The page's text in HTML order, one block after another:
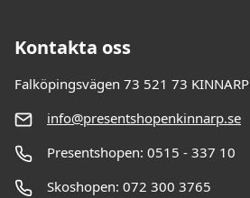
Kontakta oss
Falköpingsvägen 73 521 73 KINNARP
info@presentshopenkinnarp.se
Presentshopen: 0515 - 337 10
Skoshopen: 072 300 3765